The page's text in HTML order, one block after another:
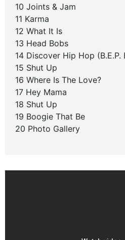
10 Joints & Jam
11 Karma
12 What It Is
13 Head Bobs
14 Discover Hip Hop
15 Shut Up
16 Where Is The Love?
17 Hey Mama
18 Shut Up
19 Boogie That Be
20 Photo Gallery